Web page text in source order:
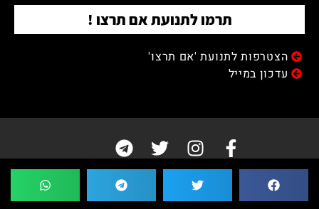
תרמו לתנועת אם תרצו !
הצטרפות לתנועת 'אם תרצו'
עדכון במייל
© כל הזכיות שמורות לאם תרצו 2026